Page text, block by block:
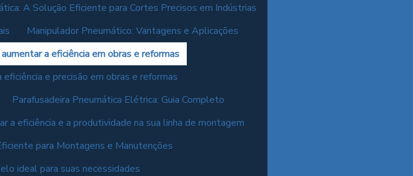
A Solução Eficiente para Cortes Precisos em Indústrias
Manipulador Pneumático: Vantagens e Aplicações
a eficiência em obras e reformas
e precisão em obras e reformas
Parafusadeira Pneumática Elétrica: Guia Completo
a eficiência e a produtividade na sua linha de montagem
para Montagens e Manutenções
ideal para suas necessidades